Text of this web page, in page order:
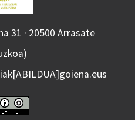
31 · 20500 Arrasate